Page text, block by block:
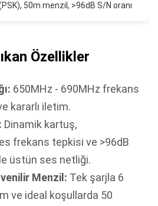
50m menzil, >96dB S/N oranı
Özellikler
650MHz - 690MHz frekans
kararlı iletim.
Dinamik kartuş,
frekans tepkisi ve >96dB
üstün ses netliği.
Menzil: Tek şarjla 6
ve ideal koşullarda 50